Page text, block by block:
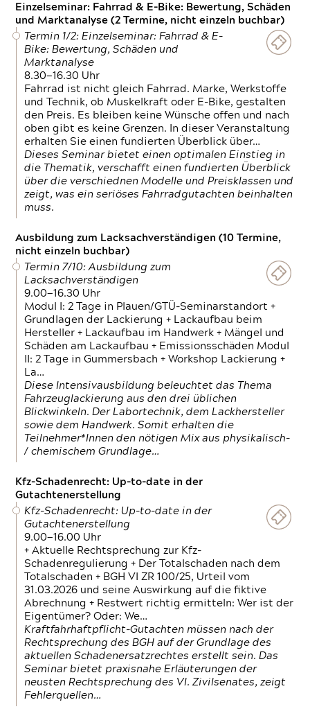
Einzelseminar: Fahrrad & E-Bike: Bewertung, Schäden
und Marktanalyse (2 Termine, nicht einzeln buchbar)
Termin 1/2: Einzelseminar: Fahrrad & E-
Bike: Bewertung, Schäden und
Marktanalyse
8.30—16.30 Uhr
Fahrrad ist nicht gleich Fahrrad. Marke, Werkstoffe
und Technik, ob Muskelkraft oder E-Bike, gestalten
den Preis. Es bleiben keine Wünsche offen und nach
oben gibt es keine Grenzen. In dieser Veranstaltung
erhalten Sie einen fundierten Überblick über…
Dieses Seminar bietet einen optimalen Einstieg in
die Thematik, verschafft einen fundierten Überblick
über die verschiednen Modelle und Preisklassen und
zeigt, was ein seriöses Fahrradgutachten beinhalten
muss.
Ausbildung zum Lacksachverständigen (10 Termine,
nicht einzeln buchbar)
Termin 7/10: Ausbildung zum
Lacksachverständigen
9.00—16.30 Uhr
Modul I: 2 Tage in Plauen/GTÜ-Seminarstandort +
Grundlagen der Lackierung + Lackaufbau beim
Hersteller + Lackaufbau im Handwerk + Mängel und
Schäden am Lackaufbau + Emissionsschäden Modul
II: 2 Tage in Gummersbach + Workshop Lackierung +
La…
Diese Intensivausbildung beleuchtet das Thema
Fahrzeuglackierung aus den drei üblichen
Blickwinkeln. Der Labortechnik, dem Lackhersteller
sowie dem Handwerk. Somit erhalten die
Teilnehmer*Innen den nötigen Mix aus physikalisch-
/ chemischem Grundlage…
Kfz-Schadenrecht: Up-to-date in der
Gutachtenerstellung
Kfz-Schadenrecht: Up-to-date in der
Gutachtenerstellung
9.00—16.00 Uhr
+ Aktuelle Rechtsprechung zur Kfz-
Schadenregulierung + Der Totalschaden nach dem
Totalschaden + BGH VI ZR 100/25, Urteil vom
31.03.2026 und seine Auswirkung auf die fiktive
Abrechnung + Restwert richtig ermitteln: Wer ist der
Eigentümer? Oder: We…
Kraftfahrhaftpflicht-Gutachten müssen nach der
Rechtsprechung des BGH auf der Grundlage des
aktuellen Schadenersatzrechtes erstellt sein. Das
Seminar bietet praxisnahe Erläuterungen der
neusten Rechtsprechung des VI. Zivilsenates, zeigt
Fehlerquellen…